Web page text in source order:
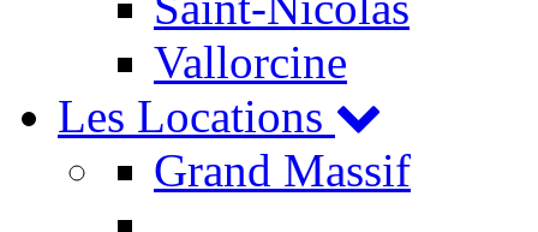
Vallorcine
Les Locations
Grand Massif